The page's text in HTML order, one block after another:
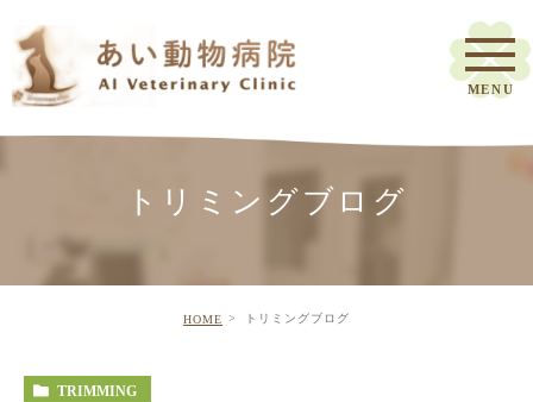
トリミングブログ
HOME トリミングブログ
TRIMMING